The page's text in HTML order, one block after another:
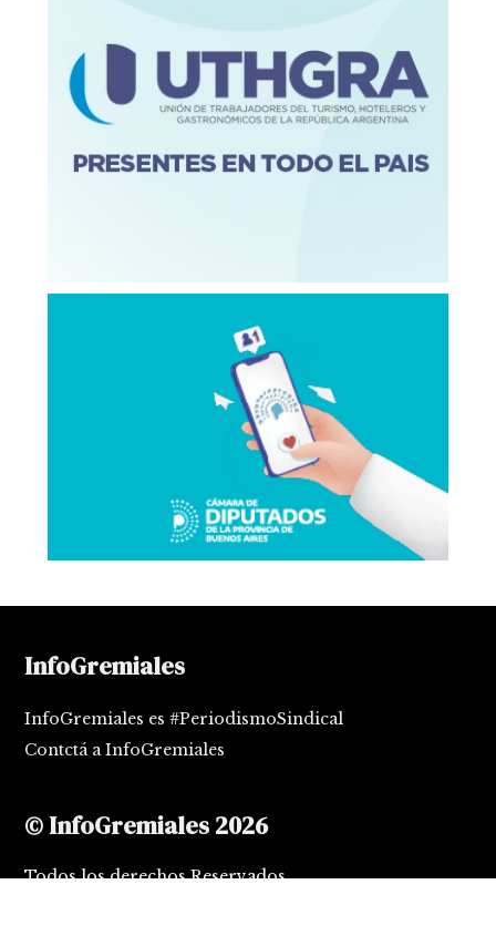
InfoGremiales
InfoGremiales es #PeriodismoSindical
Contctá a InfoGremiales
© InfoGremiales 2026
Todos los derechos Reservados